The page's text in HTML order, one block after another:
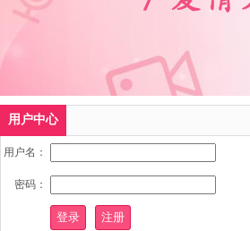
用户中心
用户名：
密码：